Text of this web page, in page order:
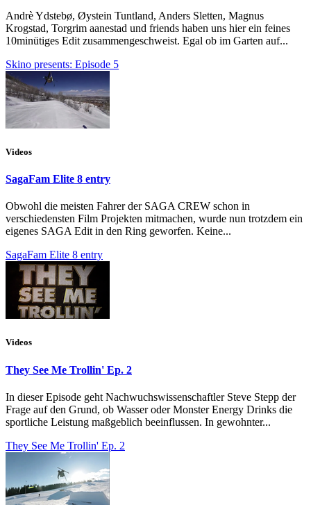
Andrè Ydstebø, Øystein Tuntland, Anders Sletten, Magnus
Krogstad, Torgrim aanestad und friends haben uns hier ein feines
10minütiges Edit zusammengeschweist. Egal ob im Garten auf...
Skino presents: Episode 5
Videos
SagaFam Elite 8 entry
Obwohl die meisten Fahrer der SAGA CREW schon in
verschiedensten Film Projekten mitmachen, wurde nun trotzdem ein
eigenes SAGA Edit in den Ring geworfen. Keine...
SagaFam Elite 8 entry
Videos
They See Me Trollin' Ep. 2
In dieser Episode geht Nachwuchswissenschaftler Steve Stepp der
Frage auf den Grund, ob Wasser oder Monster Energy Drinks die
sportliche Leistung maßgeblich beeinflussen. In gewohnter...
They See Me Trollin' Ep. 2